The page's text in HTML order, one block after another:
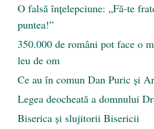
O falsă înțelepciune: „Fă-te
puntea!”
350.000 de români pot face o
leu de om
Ce au în comun Dan Puric şi
Legea deocheată a domnului
Biserica și slujitorii Bisericii